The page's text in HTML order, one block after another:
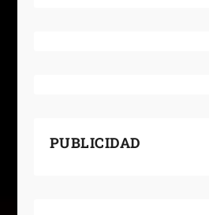
PUBLICIDAD